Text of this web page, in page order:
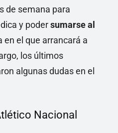
de semana para
y podersumarse al
en el que arrancará a
los últimos
algunas dudas en el
Nacional